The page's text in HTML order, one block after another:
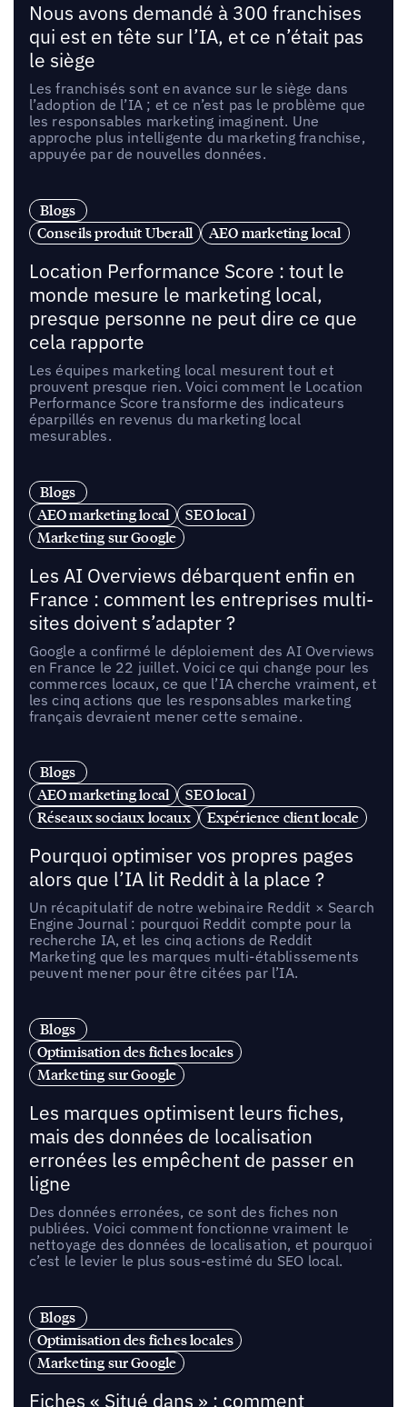
Nous avons demandé à 300 franchises
qui est en tête sur l’IA, et ce n’était pas
le siège
Les franchisés sont en avance sur le siège dans
l’adoption de l’IA ; et ce n’est pas le problème que
les responsables marketing imaginent. Une
approche plus intelligente du marketing franchise,
appuyée par de nouvelles données.
Blogs
Conseils produit Uberall
AEO marketing local
Location Performance Score : tout le
monde mesure le marketing local,
presque personne ne peut dire ce que
cela rapporte
Les équipes marketing local mesurent tout et
prouvent presque rien. Voici comment le Location
Performance Score transforme des indicateurs
éparpillés en revenus du marketing local
mesurables.
Blogs
AEO marketing local
SEO local
Marketing sur Google
Les AI Overviews débarquent enfin en
France : comment les entreprises multi-
sites doivent s’adapter ?
Google a confirmé le déploiement des AI Overviews
en France le 22 juillet. Voici ce qui change pour les
commerces locaux, ce que l’IA cherche vraiment, et
les cinq actions que les responsables marketing
français devraient mener cette semaine.
Blogs
AEO marketing local
SEO local
Réseaux sociaux locaux
Expérience client locale
Pourquoi optimiser vos propres pages
alors que l’IA lit Reddit à la place ?
Un récapitulatif de notre webinaire Reddit × Search
Engine Journal : pourquoi Reddit compte pour la
recherche IA, et les cinq actions de Reddit
Marketing que les marques multi-établissements
peuvent mener pour être citées par l’IA.
Blogs
Optimisation des fiches locales
Marketing sur Google
Les marques optimisent leurs fiches,
mais des données de localisation
erronées les empêchent de passer en
ligne
Des données erronées, ce sont des fiches non
publiées. Voici comment fonctionne vraiment le
nettoyage des données de localisation, et pourquoi
c’est le levier le plus sous-estimé du SEO local.
Blogs
Optimisation des fiches locales
Marketing sur Google
Fiches « Situé dans » : comment